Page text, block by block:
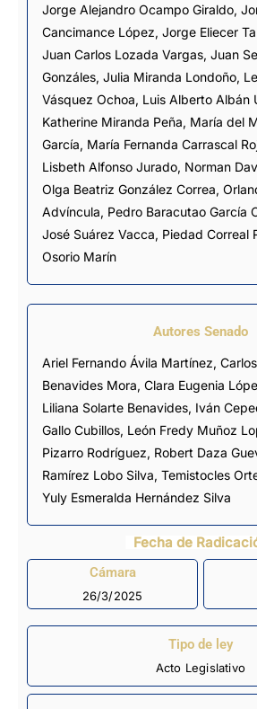
Jorge Alejandro Ocampo Giraldo,
Cancimance López, Jorge Eliecer
Juan Carlos Lozada Vargas, Juan
Gonzáles, Julia Miranda Londoño,
Vásquez Ochoa, Luis Alberto Albán
Katherine Miranda Peña, María del
García, María Fernanda Carrascal
Lisbeth Alfonso Jurado, Norman
Olga Beatriz González Correa,
Advíncula, Pedro Baracutao García
José Suárez Vacca, Piedad Correal
Osorio Marín
Autores Senado
Ariel Fernando Ávila Martínez, Carlos Alberto
Benavides Mora, Clara Eugenia
Liliana Solarte Benavides, Iván
Gallo Cubillos, León Fredy Muñoz
Pizarro Rodríguez, Robert Daza
Ramírez Lobo Silva, Temistocles
Yuly Esmeralda Hernández Silva
Fecha de
Cámara
26/3/2025
Tipo de ley
Acto Legislativo